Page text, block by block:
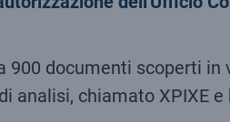
900 documenti scoperti in
analisi, chiamato XPIXE